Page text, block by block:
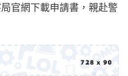
官網下載申請書，親赴警